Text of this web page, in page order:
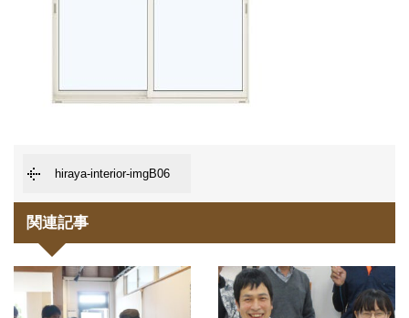
hiraya-interior-imgB06
関連記事